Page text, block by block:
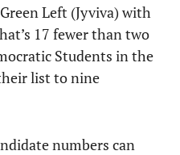
Left (Jyviva) with
17 fewer than two
Students in the
list to nine
numbers can